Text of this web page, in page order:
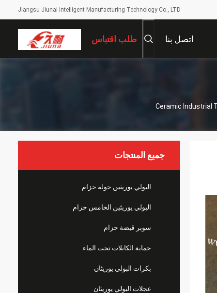
Jiangsu Jiunai Intelligent Manufacturing Technology Co., LTD
اتصل بنا طلب اقتباس
Ceramic Industrial
جميع المنتجات
البولي يوريثين جولة حزام
البولي يوريثين الخامس حزام
سوبر قبضة حزام
حماية الكابلات تحت الماء
بكرات البولي يوريثان
عجلات البولي يوريثان